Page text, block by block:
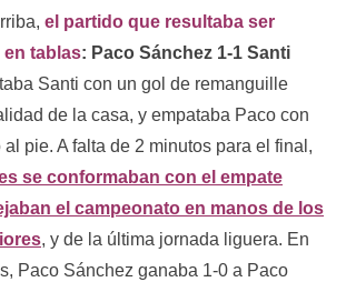
el partido que resultaba ser
tablas: Paco Sánchez 1-1 Santi
Santi con un gol de remanguille
de la casa, y empataba Paco con
pie. A falta de 2 minutos para el final,
se conformaban con el empate
el campeonato en manos de los
, y de la última jornada liguera. En
Paco Sánchez ganaba 1-0 a Paco